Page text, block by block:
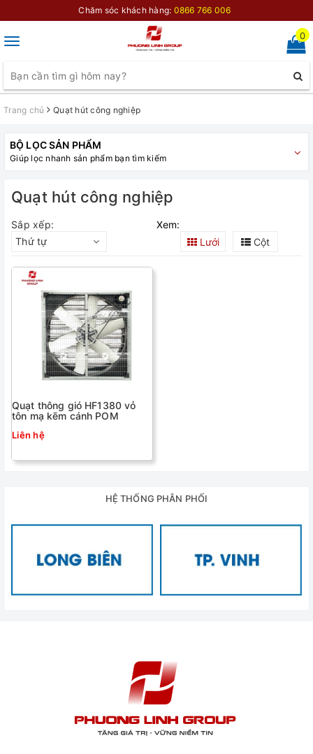
Chăm sóc khách hàng: 0866 766 006
Toggle
0
Trang chủ Quạt hút công nghiệp
BỘ LỌC SẢN PHẨM
Giúp lọc nhanh sản phẩm bạn tìm kiếm
Quạt hút công nghiệp
Sắp xếp:
Thứ tự
Xem:
Lưới
Cột
Quạt thông gió HF1380 vỏ
tôn mạ kẽm cánh POM
Liên hệ
HỆ THỐNG PHÂN PHỐI